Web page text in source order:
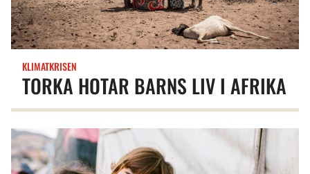
TORKA HOTAR BARNS LIV I AFRIKA
KLIMATKRISEN